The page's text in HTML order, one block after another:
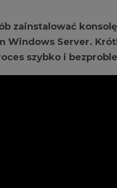
zainstalować
Windows Server.
szybko i